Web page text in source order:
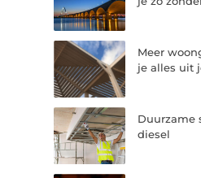
Meer
je alles uit
Duurzame
diesel